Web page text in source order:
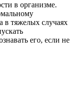
в организме.
в тяжелых случаях
его, если не